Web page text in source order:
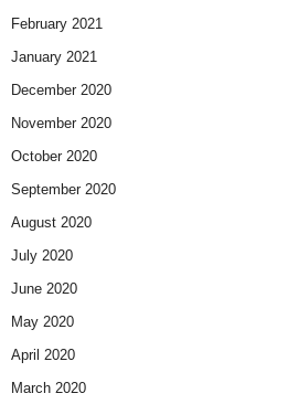
February 2021
January 2021
December 2020
November 2020
October 2020
September 2020
August 2020
July 2020
June 2020
May 2020
April 2020
March 2020